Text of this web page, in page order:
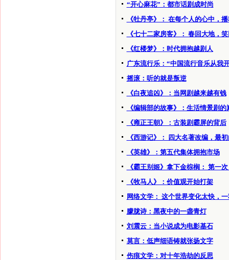
“开心麻花”：都市话剧成时尚
《牡丹亭》： 在每个人的心中，
《七十二家房客》： 春回大地，
《红楼梦》：时代拥抱越剧人
广东流行乐：“中国流行音乐从我
摇滚：听的就是叛逆
《白夜追凶》：当网剧越来越有钱
《编辑部的故事》：生活情景剧的
《雍正王朝》：古装剧霸屏的背后
《西游记》： 四大名著改编，最
《英雄》：第五代集体拥抱市场
《霸王别姬》拿下金棕榈： 第一
《牧马人》：价值观开始打架
网络文学： 这个世界变化太快，
朦胧诗：黑夜中的一盏青灯
刘震云：当小说成为电影基石
莫言：低声细语铸就张扬文字
伤痕文学：对十年浩劫的反思